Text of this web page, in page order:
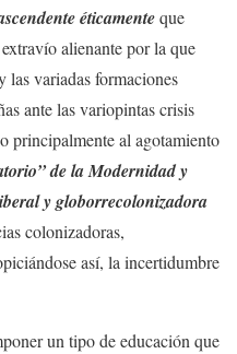
éticamenteque
alienante por la que
las variadas formaciones
ante las variopintas crisis
principalmente al agotamiento
de la Modernidad y
y globorrecolonizadora
colonizadoras,
así, la incertidumbre
un tipo de educación que